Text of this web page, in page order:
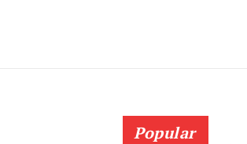
Popular